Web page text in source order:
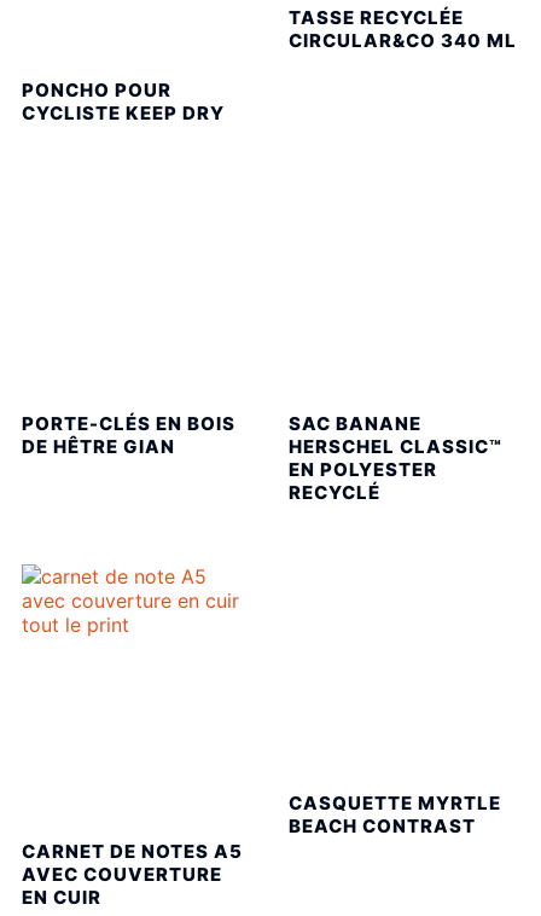
PONCHO POUR
CYCLISTE KEEP DRY
TASSE RECYCLÉE
CIRCULAR&CO 340 ML
PORTE-CLÉS EN BOIS
DE HÊTRE GIAN
SAC BANANE
HERSCHEL CLASSIC™
EN POLYESTER
RECYCLÉ
CARNET DE NOTES A5
AVEC COUVERTURE
EN CUIR
CASQUETTE MYRTLE
BEACH CONTRAST